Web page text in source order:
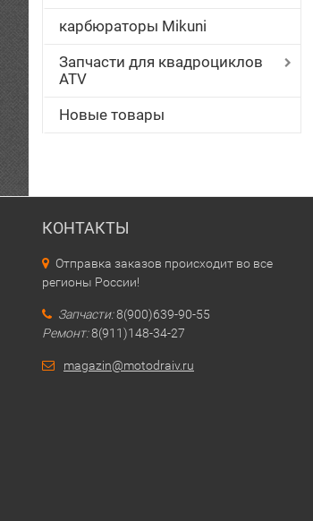
карбюраторы Mikuni
Запчасти для квадроциклов
ATV
Новые товары
КОНТАКТЫ
Отправка заказов происходит во все
регионы России!
Запчасти:8(900)639-90-55
Ремонт:8(911)148-34-27
magazin@motodraiv.ru